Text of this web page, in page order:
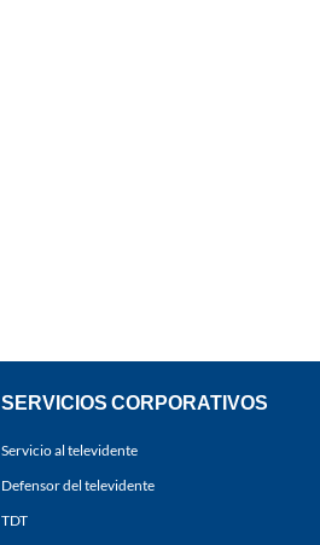
SERVICIOS CORPORATIVOS
Servicio al televidente
Defensor del televidente
TDT